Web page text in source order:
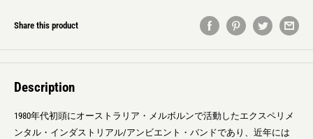
Share this product
Description
1980年代初頭にオーストラリア・メルボルンで活動したエクスペリメ
ンタル・インダストリアル/アンビエント・バンドであり、近年には